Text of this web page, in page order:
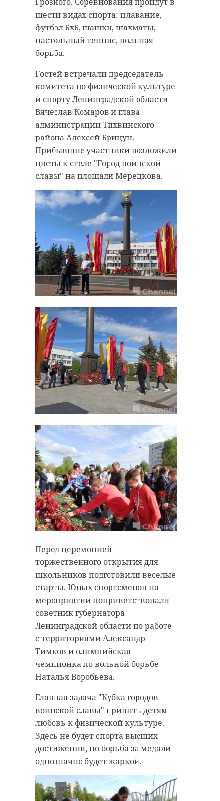
шести видах спорта: плавание,
футбол 6х6, шашки, шахматы,
настольный теннис, вольная
борьба.
Гостей встречали председатель
комитета по физической культуре
и спорту Ленинградской области
Вячеслав Комаров и глава
администрации Тихвинского
района Алексей Брицун.
Прибывшие участники возложили
цветы к стеле "Город воинской
славы" на площади Мерецкова.
Перед церемонией
торжественного открытия для
школьников подготовили веселые
старты. Юных спортсменов на
мероприятии поприветствовали
советник губернатора
Ленинградской области по работе
с территориями Александр
Тимков и олимпийская
чемпионка по вольной борьбе
Наталья Воробьева.
Главная задача "Кубка городов
воинской славы" привить детям
любовь к физической культуре.
Здесь не будет спорта высших
достижений, но борьба за медали
однозначно будет жаркой.